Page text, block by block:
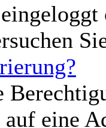
auf eine